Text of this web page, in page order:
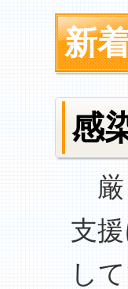
新
感
厳
支
し